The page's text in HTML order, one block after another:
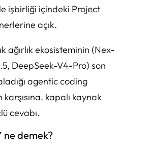
işbirliği içindeki Project
açık.
ağırlık ekosisteminin (Nex-
DeepSeek-V4-Pro) son
agentic coding
kapalı kaynak
cevabı.
ne demek?